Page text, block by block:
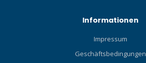
Informationen
Impressum
Geschäftsbedingungen